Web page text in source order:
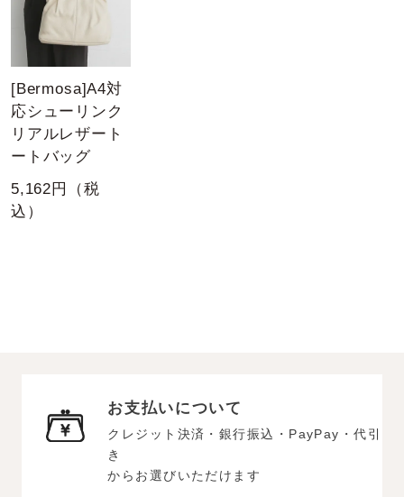
[Bermosa]A4対
応シューリンク
リアルレザート
ートバッグ
5,162円（税
込）
お支払いについて
クレジット決済・銀行振込・PayPay・代引
き
からお選びいただけます